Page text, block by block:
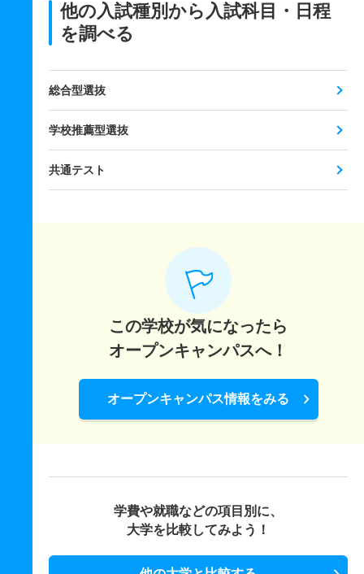
他の入試種別から入試科目・日程
を調べる
総合型選抜
学校推薦型選抜
共通テスト
この学校が気になったら
オープンキャンパスへ！
オープンキャンパス情報をみる
学費や就職などの項目別に、
大学を比較してみよう！